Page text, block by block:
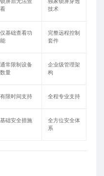
锁屏后无法查
看
独家锁屏穿透
技术
仅基础查看功
能
完整远程控制
套件
通常限制设备
数量
企业级管理架
构
有限时间支持 全程专业支持
基础安全措施
全方位安全体
系